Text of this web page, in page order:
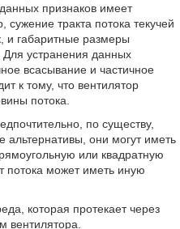
признаков имеет
тракта потока текучей
и габаритные размеры
устранения данных
всасывание и частичное
к тому, что вентилятор
потока.
по существу,
альтернативы, они могут иметь
или квадратную
потока может иметь иную
которая протекает через
вентилятора.